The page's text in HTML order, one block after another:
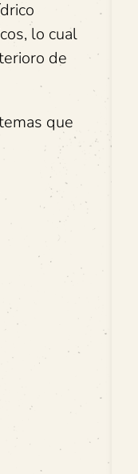
lo cual
de
que